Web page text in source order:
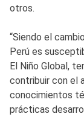
otros.
“Siendo el
Perú es
El Niño Global,
contribuir con el
conocimientos
prácticas